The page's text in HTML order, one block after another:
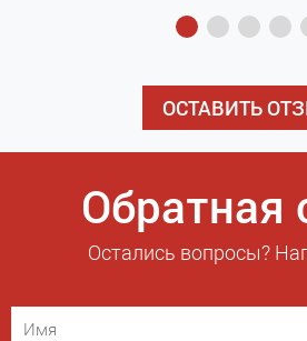
ОСТАВИТЬ
Обратная
Остались вопросы?